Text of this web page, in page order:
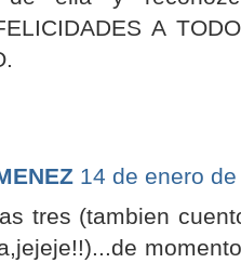
A
14 de enero
tres (tambien